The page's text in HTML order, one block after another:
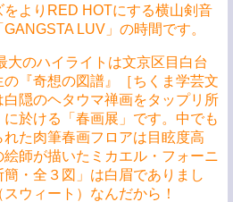
よりRED HOTにする横山剣音
LUV」の時間です。
大のハイライトは文京区目白台
『奇想の図譜』［ちくま学芸文
隠のヘタウマ禅画をタップリ所
於ける「春画展」です。中でも
た肉筆春画フロアは目眩度高
絵師が描いたミカエル・フォーニ
・全３図」は白眉でありまし
ウィート）なんだから！